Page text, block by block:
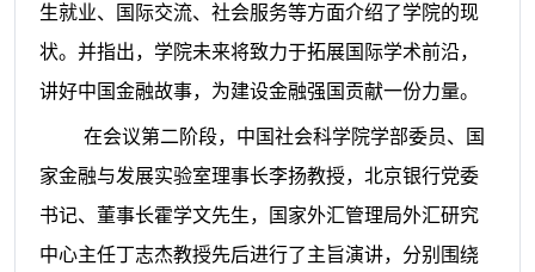
生就业、国际交流、社会服务等方面介绍了学院的现
状。并指出，学院未来将致力于拓展国际学术前沿，
讲好中国金融故事，为建设金融强国贡献一份力量。
在会议第二阶段，中国社会科学院学部委员、国
家金融与发展实验室理事长李扬教授，北京银行党委
书记、董事长霍学文先生，国家外汇管理局外汇研究
中心主任丁志杰教授先后进行了主旨演讲，分别围绕